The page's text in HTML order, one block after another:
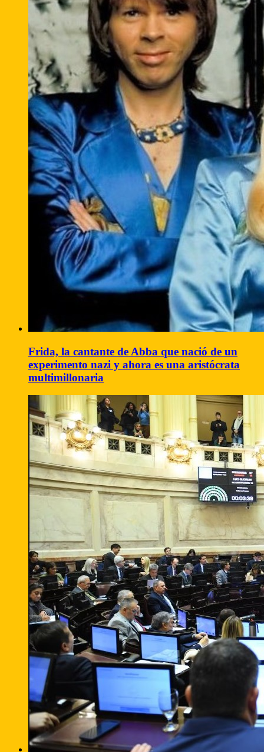
Frida, la cantante de Abba que nació de un
experimento nazi y ahora es una aristócrata
multimillonaria